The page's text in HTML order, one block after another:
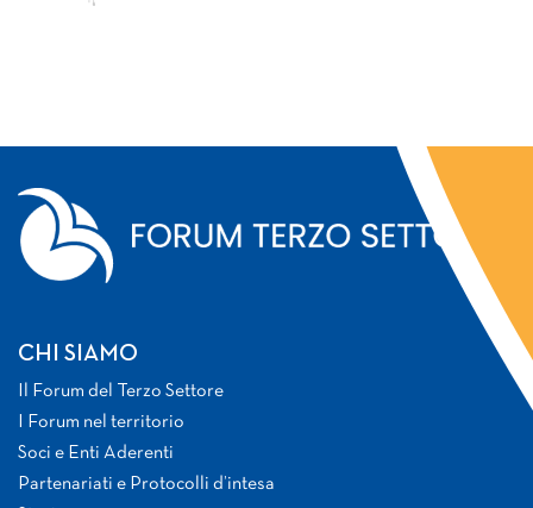
CHI SIAMO
Il Forum del Terzo Settore
I Forum nel territorio
Soci e Enti Aderenti
Partenariati e Protocolli d’intesa